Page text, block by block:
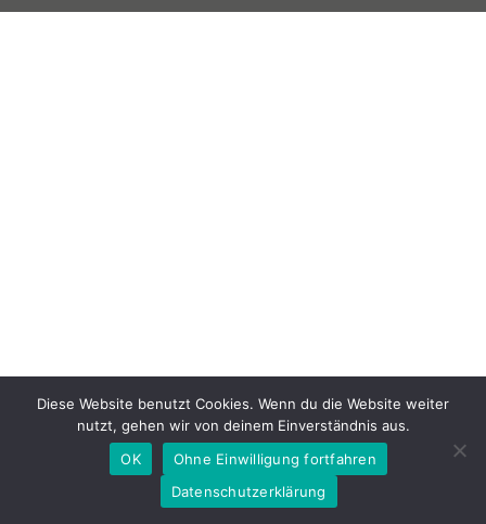
Diese Website benutzt Cookies. Wenn du die Website weiter
nutzt, gehen wir von deinem Einverständnis aus.
OK
Ohne Einwilligung fortfahren
Datenschutzerklärung